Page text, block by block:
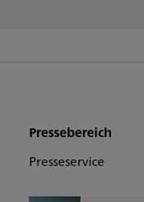
Pressebereich
Presseservice